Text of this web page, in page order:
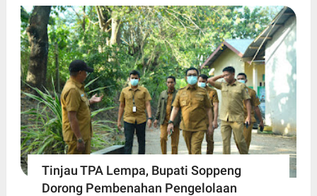
Tinjau TPA Lempa, Bupati Soppeng
Dorong Pembenahan Pengelolaan